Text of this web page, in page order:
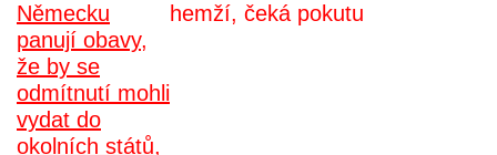
hemží, čeká pokutu